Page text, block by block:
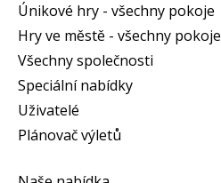
Únikové hry - všechny pokoje
Hry ve městě - všechny pokoje
Všechny společnosti
Speciální nabídky
Uživatelé
Plánovač výletů